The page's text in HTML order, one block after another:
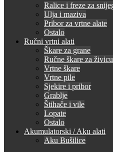
Ralice i freze za
Ulja i maziva
Pribor za vrtne alate
Ostalo
Ručni vrtni alati
Škare za grane
Ručne škare za živicu
Vrtne škare
Vrtne pile
Sjekire i pribor
Grablje
Štihače i vile
Lopate
Ostalo
Akumulatorski / Aku alati
Aku Bušilice